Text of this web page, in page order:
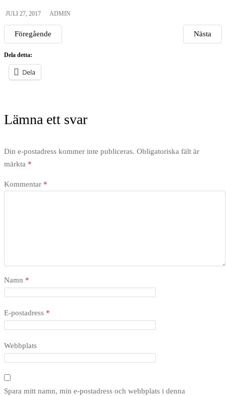
JULI 27, 2017 ADMIN
Föregående Nästa
Dela detta:
Dela
Lämna ett svar
Din e-postadress kommer inte publiceras. Obligatoriska fält är
märkta *
Kommentar *
Namn *
E-postadress *
Webbplats
Spara mitt namn, min e-postadress och webbplats i denna